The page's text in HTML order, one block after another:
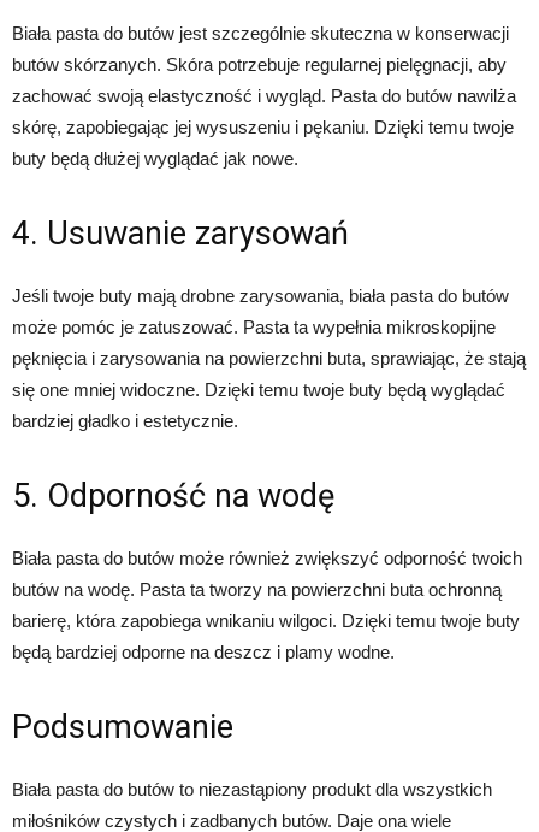
Biała pasta do butów jest szczególnie skuteczna w konserwacji
butów skórzanych. Skóra potrzebuje regularnej pielęgnacji, aby
zachować swoją elastyczność i wygląd. Pasta do butów nawilża
skórę, zapobiegając jej wysuszeniu i pękaniu. Dzięki temu twoje
buty będą dłużej wyglądać jak nowe.
4. Usuwanie zarysowań
Jeśli twoje buty mają drobne zarysowania, biała pasta do butów
może pomóc je zatuszować. Pasta ta wypełnia mikroskopijne
pęknięcia i zarysowania na powierzchni buta, sprawiając, że stają
się one mniej widoczne. Dzięki temu twoje buty będą wyglądać
bardziej gładko i estetycznie.
5. Odporność na wodę
Biała pasta do butów może również zwiększyć odporność twoich
butów na wodę. Pasta ta tworzy na powierzchni buta ochronną
barierę, która zapobiega wnikaniu wilgoci. Dzięki temu twoje buty
będą bardziej odporne na deszcz i plamy wodne.
Podsumowanie
Biała pasta do butów to niezastąpiony produkt dla wszystkich
miłośników czystych i zadbanych butów. Daje ona wiele